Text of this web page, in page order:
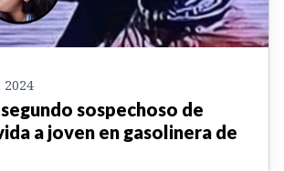
2024
sospechoso de
a joven en gasolinera de